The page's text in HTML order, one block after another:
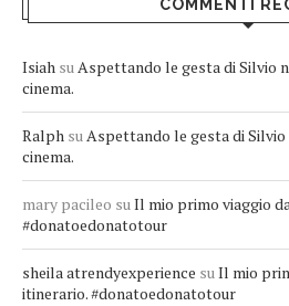
COMMENTI
Isiah suAspettando le gesta di Silvio
cinema.
Ralph suAspettando le gesta di Silvio
cinema.
mary pacileo suIl mio primo viaggio
#donatoedonatotour
sheila atrendyexperience suIl mio
itinerario. #donatoedonatotour